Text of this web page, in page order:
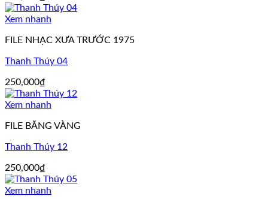
Xem nhanh
FILE NHẠC XƯA TRƯỚC 1975
Thanh Thúy 04
250,000₫
Xem nhanh
FILE BĂNG VÀNG
Thanh Thúy 12
250,000₫
Xem nhanh